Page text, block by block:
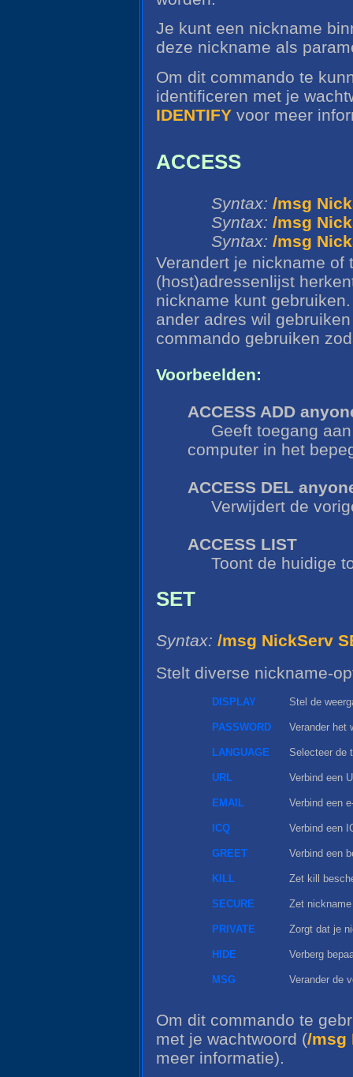
Je kunt een nickname
deze nickname als
Om dit commando te
identificeren met je
IDENTIFY voor meer
ACCESS
Syntax: /msg
Syntax: /msg
Syntax: /msg
Verandert je nickname of
(host)adressenlijst
nickname kunt
ander adres wil
commando gebruiken
Voorbeelden:
ACCESS ADD
Geeft toegang
computer in het
ACCESS DEL
Verwijdert de
ACCESS LIST
Toont de huidige
SET
Syntax: /msg NickServ
Stelt diverse nickname-
DISPLAY Stel de
PASSWORD Verander het
LANGUAGE Selecteer de
URL Verbind een
EMAIL Verbind een
ICQ Verbind een
GREET Verbind een
KILL Zet kill
SECURE Zet
PRIVATE Zorgt dat je
HIDE Verberg
MSG Verander de
Om dit commando te
met je wachtwoord (/msg
meer informatie).